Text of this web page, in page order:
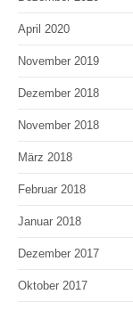
April 2020
November 2019
Dezember 2018
November 2018
März 2018
Februar 2018
Januar 2018
Dezember 2017
Oktober 2017